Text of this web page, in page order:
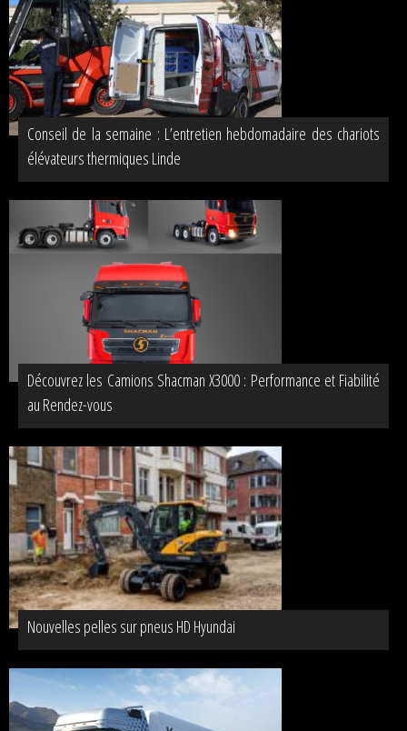
Conseil de la semaine : L’entretien hebdomadaire des chariots
élévateurs thermiques Linde
Découvrez les Camions Shacman X3000 : Performance et Fiabilité
au Rendez-vous
Nouvelles pelles sur pneus HD Hyundai